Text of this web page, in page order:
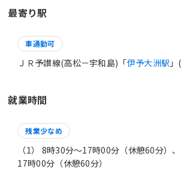
最寄り駅
車通勤可
ＪＲ予讃線(高松－宇和島)「伊予大洲駅
就業時間
残業少なめ
（1） 8時30分〜17時00分（休憩60分）
17時00分（休憩60分）